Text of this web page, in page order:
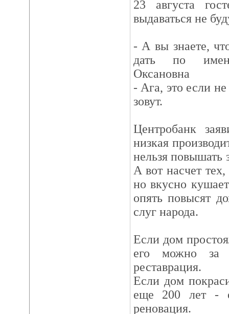
23 августа
выдаваться не
- А вы знаете,
дать по
Оксановна
- Ага, это если
зовут.
Центробанк
низкая
нельзя повышать
А вот насчет
но вкусно
опять повысят
слуг народа.
Если дом
его можно за
реставрация.
Если дом
еще 200 лет -
реновация.